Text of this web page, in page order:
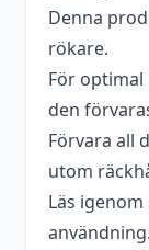
Denna
rökare.
För
den
Förvara all
utom
Läs
användning.